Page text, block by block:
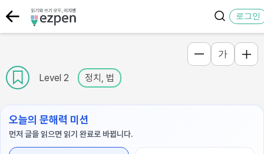
로그인
Level 2 정치, 법
가
오늘의 문해력 미션
먼저 글을 읽으면 읽기 완료로 바뀝니다.